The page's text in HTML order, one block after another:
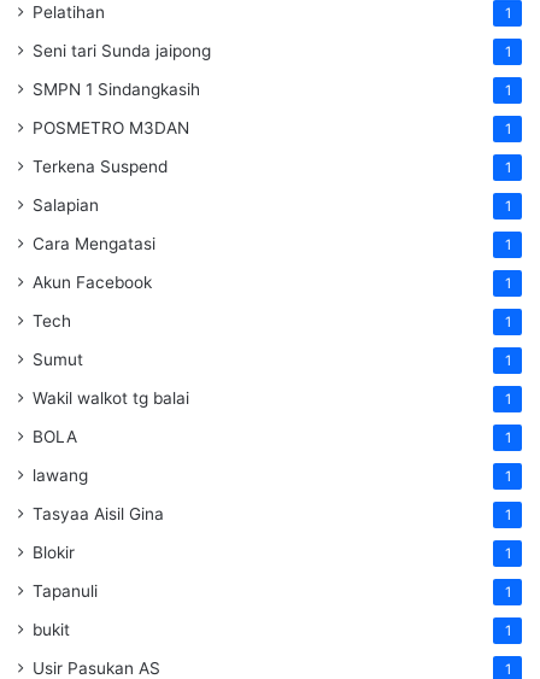
Pelatihan 1
Seni tari Sunda jaipong 1
SMPN 1 Sindangkasih 1
POSMETRO M3DAN 1
Terkena Suspend 1
Salapian 1
Cara Mengatasi 1
Akun Facebook 1
Tech 1
Sumut 1
Wakil walkot tg balai 1
BOLA 1
lawang 1
Tasyaa Aisil Gina 1
Blokir 1
Tapanuli 1
bukit 1
Usir Pasukan AS 1